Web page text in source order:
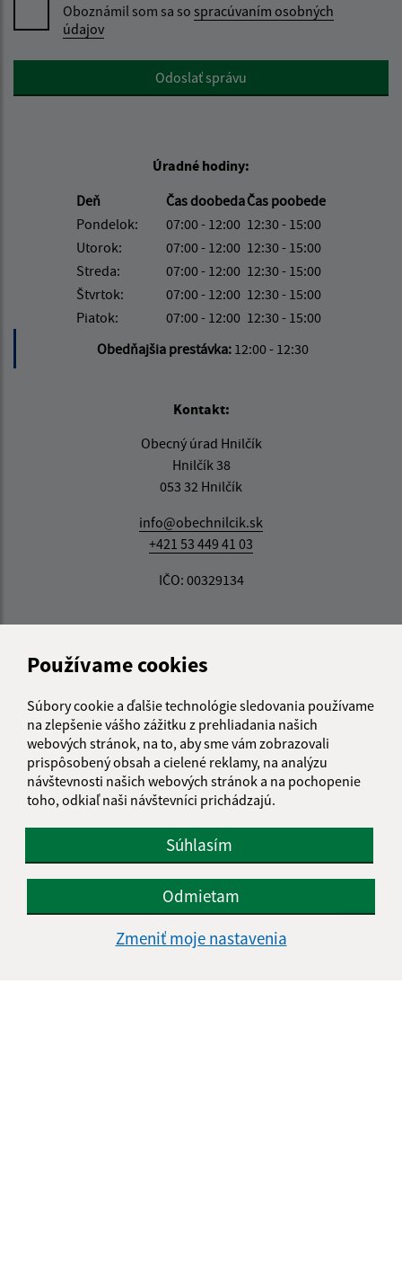
Používame cookies
Súbory cookie a ďalšie technológie sledovania používame
na zlepšenie vášho zážitku z prehliadania našich
webových stránok, na to, aby sme vám zobrazovali
prispôsobený obsah a cielené reklamy, na analýzu
návštevnosti našich webových stránok a na pochopenie
toho, odkiaľ naši návštevníci prichádzajú.
Súhlasím
Odmietam
Zmeniť moje nastavenia
Oboznámil som sa so spracúvaním osobných
údajov
Google reCaptcha ResponseOdoslať správu
Úradné hodiny:
Deň
Čas doobedaČas poobede
Pondelok:
07:00 - 12:00 12:30 - 15:00
Utorok:
07:00 - 12:00 12:30 - 15:00
Streda:
07:00 - 12:00 12:30 - 15:00
Štvrtok:
07:00 - 12:00 12:30 - 15:00
Piatok:
07:00 - 12:00 12:30 - 15:00
Obedňajšia prestávka: 12:00 - 12:30
Kontakt:
Obecný úrad Hnilčík
Hnilčík 38
053 32 Hnilčík
info@obechnilcik.sk
+421 53 449 41 03
IČO: 00329134
Informácie o stránke:
Vyhlásenie o prístupnosti